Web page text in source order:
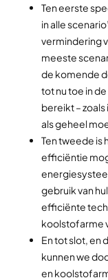
Ten eerste
in alle
vermindering
meeste
de komende
tot nu toe in
bereikt –
als geheel
Ten tweede is
efficiëntie
gebruik van
efficiënte
koolstofarme
En tot slot, en
kunnen we
en